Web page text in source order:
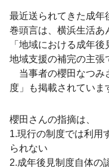
最近送られてきた成年
巻頭言は、横浜生活あ
「地域における成年
地域支援の補完の主張
当事者の櫻田なつみ
度」も掲載されていま
櫻田さんの指摘は、
1.現行の制度では利用
られない
2.成年後見制度自体の